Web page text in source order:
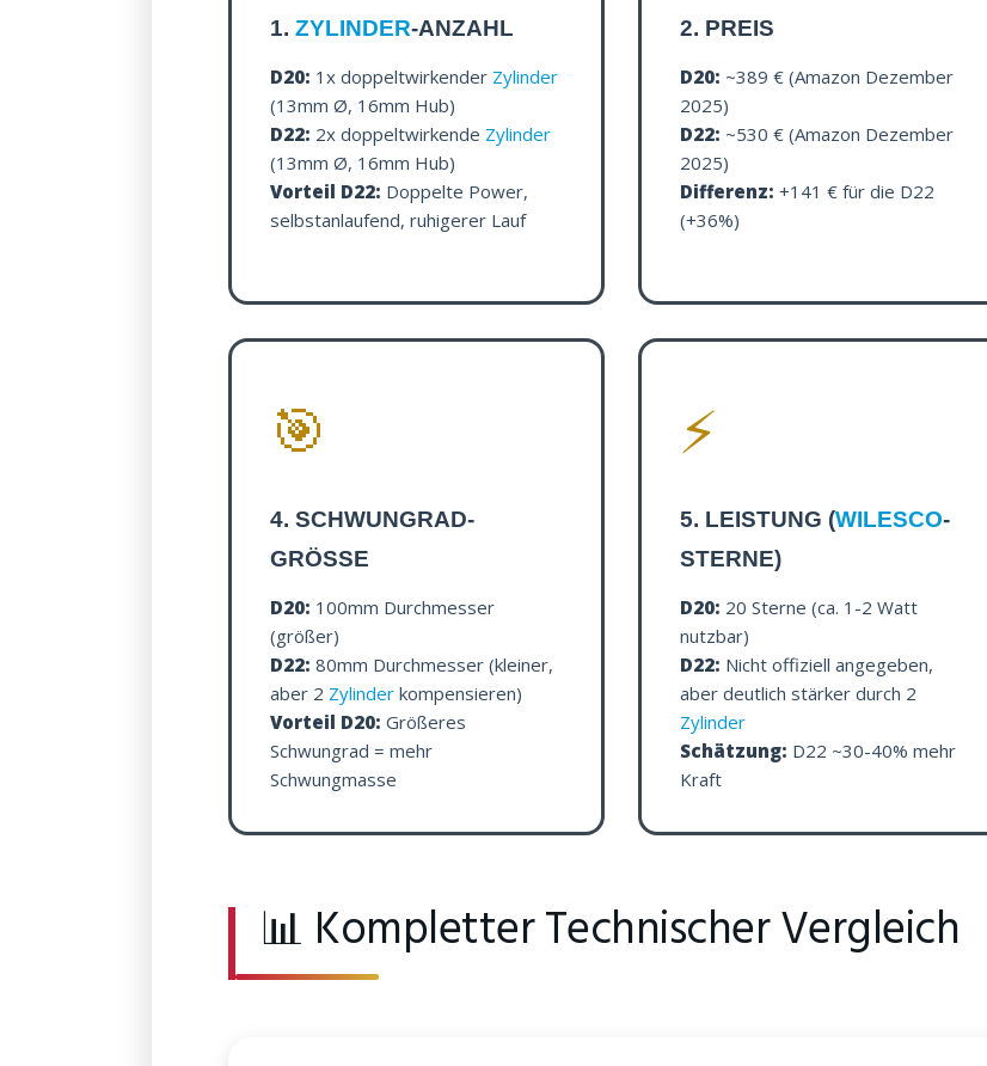
1. ZYLINDER-ANZAHL
D20: 1x doppeltwirkender Zylinder
(13mm Ø, 16mm Hub)
D22: 2x doppeltwirkende Zylinder
(13mm Ø, 16mm Hub)
Vorteil D22: Doppelte Power,
selbstanlaufend, ruhigerer Lauf
2. PREIS
D20: ~389 € (Amazon Dezember
2025)
D22: ~530 € (Amazon Dezember
2025)
Differenz: +141 € für die D22
(+36%)
🎯
4. SCHWUNGRAD-
GRÖSSE
D20: 100mm Durchmesser
(größer)
D22: 80mm Durchmesser (kleiner,
aber 2 Zylinder kompensieren)
Vorteil D20: Größeres
Schwungrad = mehr
Schwungmasse
⚡
5. LEISTUNG (WILESCO-
STERNE)
D20: 20 Sterne (ca. 1-2 Watt
nutzbar)
D22: Nicht offiziell angegeben,
aber deutlich stärker durch 2
Zylinder
Schätzung: D22 ~30-40% mehr
Kraft
📊 Kompletter Technischer Vergleich